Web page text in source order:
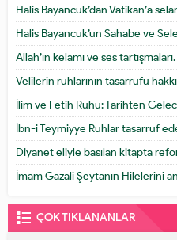
Halis Bayancuk’dan Vatikan’a
Halis Bayancuk’un Sahabe ve
Allah’ın kelamı ve ses
Velilerin ruhlarının tasarrufu
İlim ve Fetih Ruhu: Tarihten
İbn-i Teymiyye Ruhlar tasarruf
Diyanet eliyle basılan kitapta
İmam Gazali Şeytanın Hilelerini
ÇOK TIKLANANLAR